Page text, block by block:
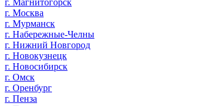
г. Москва
г. Мурманск
г. Набережные-Челны
г. Нижний Новгород
г. Новокузнецк
г. Новосибирск
г. Омск
г. Оренбург
г. Пенза